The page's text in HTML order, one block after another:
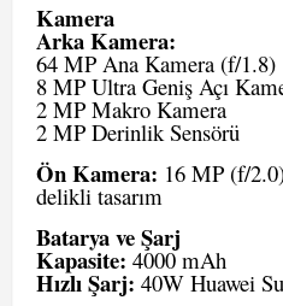
Kamera
Arka Kamera:
64 MP Ana Kamera (f/1.8)
8 MP Ultra Geniş Açı
2 MP Makro Kamera
2 MP Derinlik Sensörü
Ön Kamera: 16 MP (f/
delikli tasarım
Batarya ve Şarj
Kapasite: 4000 mAh
Hızlı Şarj: 40W Huawei